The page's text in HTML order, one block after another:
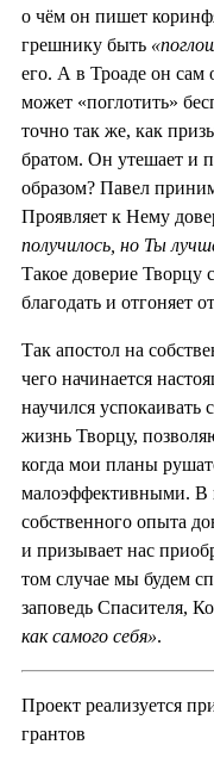
о чём он пишет
грешнику быть
его. А в Троаде он сам
может «поглотить»
точно так же, как
братом. Он утешает и
образом? Павел
Проявляет к Нему
получилось, но Ты
Такое доверие Творцу
благодать и отгоняет
Так апостол на
чего начинается
научился успокаивать
жизнь Творцу,
когда мои планы
малоэффективными. В
собственного опыта
и призывает нас
том случае мы будем
заповедь Спасителя,
как самого себя».
Проект реализуется
грантов